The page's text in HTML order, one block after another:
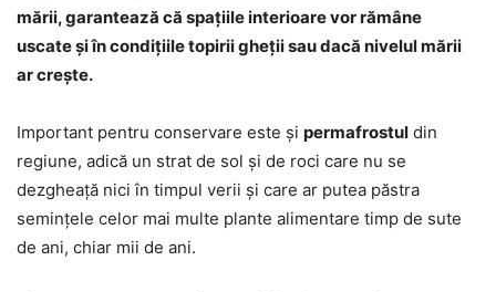
mării, garantează că spaţiile interioare vor rămâne
uscate şi în condiţiile topirii gheţii sau dacă nivelul mării
ar creşte.
Important pentru conservare este şi permafrostul din
regiune, adică un strat de sol şi de roci care nu se
dezgheaţă nici în timpul verii şi care ar putea păstra
seminţele celor mai multe plante alimentare timp de sute
de ani, chiar mii de ani.